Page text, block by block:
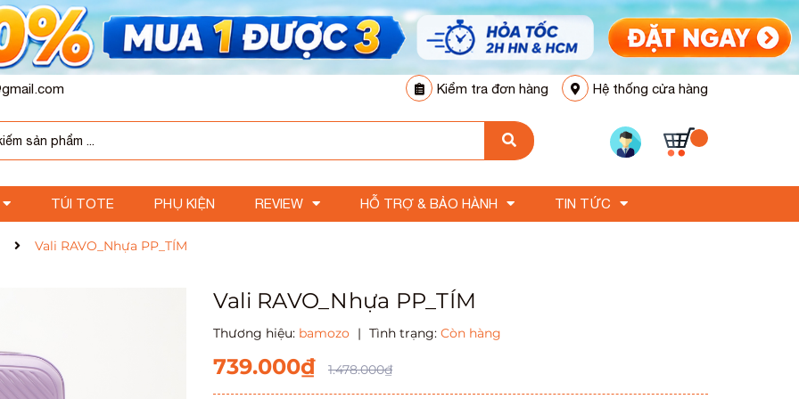
Kiểm tra đơn hàng Hệ thống cửa hàng
TÚI TOTE PHỤ KIỆN REVIEW HỖ TRỢ & BẢO HÀNH TIN TỨC
Vali RAVO_Nhựa PP_TÍM
Vali RAVO_Nhựa PP_TÍM
Thương hiệu: bamozo | Tình trạng: Còn hàng
739.000₫ 1.478.000₫